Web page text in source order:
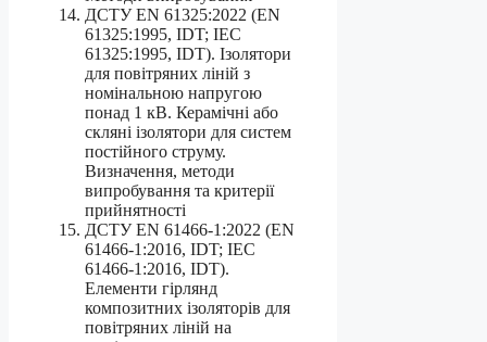
ДСТУ EN 61325:2022 (EN
61325:1995, IDT; IEC
61325:1995, IDT). Ізолятори
для повітряних ліній з
номінальною напругою
понад 1 кВ. Керамічні або
скляні ізолятори для систем
постійного струму.
Визначення, методи
випробування та критерії
прийнятності
ДСТУ EN 61466-1:2022 (EN
61466-1:2016, IDT; IEC
61466-1:2016, IDT).
Елементи гірлянд
композитних ізоляторів для
повітряних ліній на